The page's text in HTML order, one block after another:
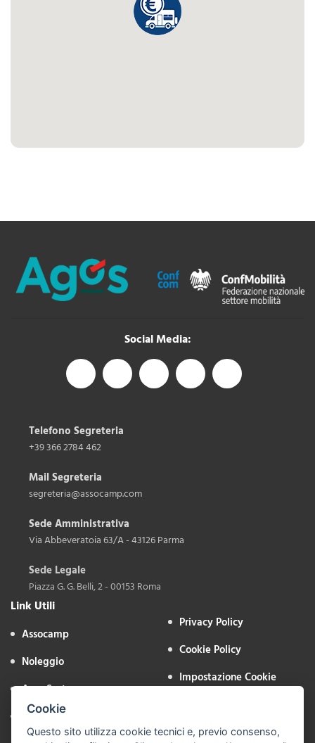
Social Media:
Telefono Segreteria
+39 366 2784 462
Mail Segreteria
segreteria@assocamp.com
Sede Amministrativa
Via Abbeveratoia 63/A - 43126 Parma
Sede Legale
Piazza G. G. Belli, 2 - 00153 Roma
Link Utili
Assocamp
Noleggio
Aree Sosta
Contatti
Privacy Policy
Cookie Policy
Impostazione Cookie
Cookie
Questo sito utilizza cookie tecnici e, previo consenso,